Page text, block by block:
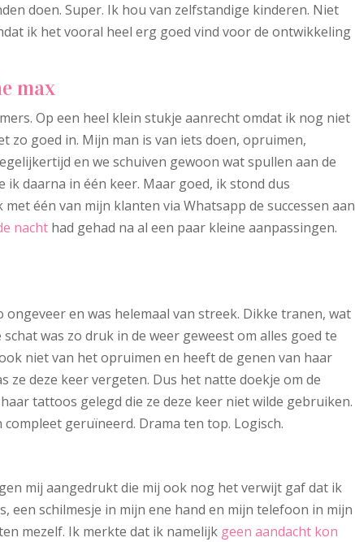
doen. Super. Ik hou van zelfstandige kinderen. Niet
ik het vooral heel erg goed vind voor de ontwikkeling
max
Op een heel klein stukje aanrecht omdat ik nog niet
zo goed in. Mijn man is van iets doen, opruimen,
en we schuiven gewoon wat spullen aan de
daarna in één keer. Maar goed, ik stond dus
één van mijn klanten via Whatsapp de successen aan
nacht had gehad na al een paar kleine aanpassingen.
en was helemaal van streek. Dikke tranen, wat
was zo druk in de weer geweest om alles goed te
niet van het opruimen en heeft de genen van haar
ze deze keer vergeten. Dus het natte doekje om de
tattoos gelegd die ze deze keer niet wilde gebruiken.
geruïneerd. Drama ten top. Logisch.
mij aangedrukt die mij ook nog het verwijt gaf dat ik
een schilmesje in mijn ene hand en mijn telefoon in mijn
mezelf. Ik merkte dat ik namelijk geen aandacht kon